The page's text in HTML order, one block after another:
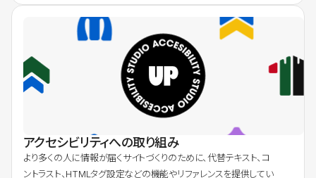
アクセシビリティへの取り組み
より多くの人に情報が届くサイトづくりのために、代替テキスト、コ
ントラスト、HTMLタグ設定などの機能やリファレンスを提供してい